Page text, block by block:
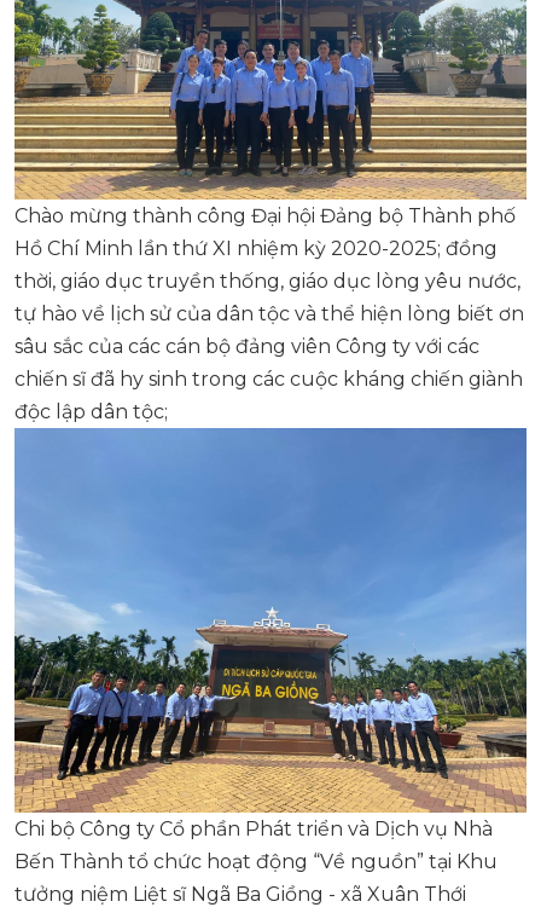
Chào mừng thành công Đại hội Đảng bộ Thành phố
Hồ Chí Minh lần thứ XI nhiệm kỳ 2020-2025; đồng
thời, giáo dục truyền thống, giáo dục lòng yêu nước,
tự hào về lịch sử của dân tộc và thể hiện lòng biết ơn
sâu sắc của các cán bộ đảng viên Công ty với các
chiến sĩ đã hy sinh trong các cuộc kháng chiến giành
độc lập dân tộc;
Chi bộ Công ty Cổ phần Phát triển và Dịch vụ Nhà
Bến Thành tổ chức hoạt động “Về nguồn” tại Khu
tưởng niệm Liệt sĩ Ngã Ba Giồng - xã Xuân Thới